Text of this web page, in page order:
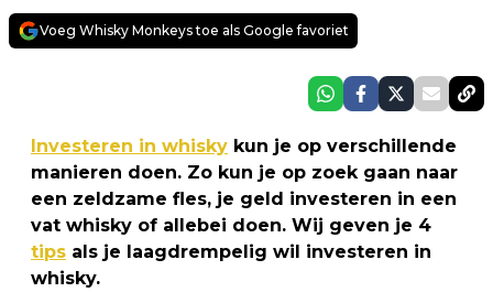
Voeg Whisky Monkeys toe als Google favoriet
Investeren in whisky kun je op verschillende
manieren doen. Zo kun je op zoek gaan naar
een zeldzame fles, je geld investeren in een
vat whisky of allebei doen. Wij geven je 4
tips als je laagdrempelig wil investeren in
whisky.